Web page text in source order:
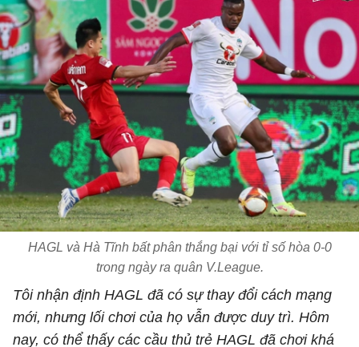
HAGL và Hà Tĩnh bất phân thắng bại với tỉ số hòa 0-0
trong ngày ra quân V.League.
Tôi nhận định HAGL đã có sự thay đổi cách mạng
mới, nhưng lối chơi của họ vẫn được duy trì. Hôm
nay, có thể thấy các cầu thủ trẻ HAGL đã chơi khá